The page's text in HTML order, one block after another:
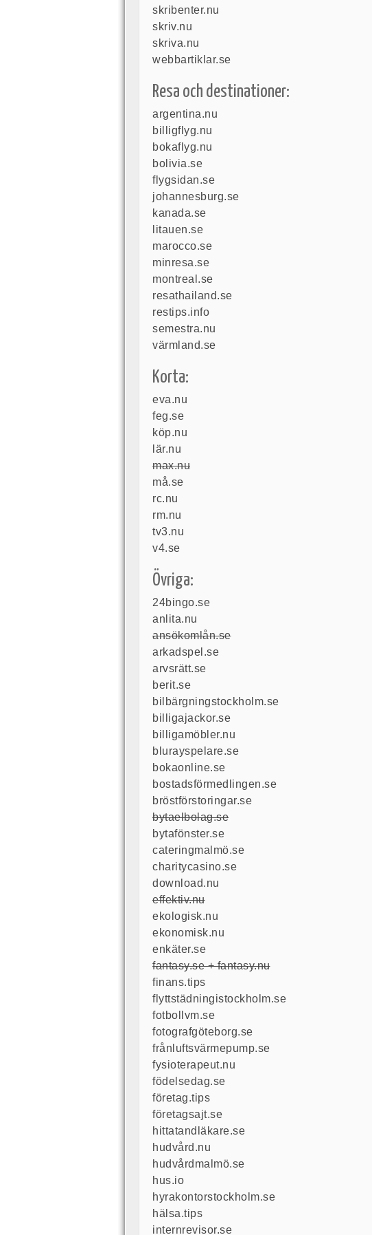
skribenter.nu
skriv.nu
skriva.nu
webbartiklar.se
Resa och destinationer:
argentina.nu
billigflyg.nu
bokaflyg.nu
bolivia.se
flygsidan.se
johannesburg.se
kanada.se
litauen.se
marocco.se
minresa.se
montreal.se
resathailand.se
restips.info
semestra.nu
värmland.se
Korta:
eva.nu
feg.se
köp.nu
lär.nu
max.nu
må.se
rc.nu
rm.nu
tv3.nu
v4.se
Övriga:
24bingo.se
anlita.nu
ansökomlån.se
arkadspel.se
arvsrätt.se
berit.se
bilbärgningstockholm.se
billigajackor.se
billigamöbler.nu
blurayspelare.se
bokaonline.se
bostadsförmedlingen.se
bröstförstoringar.se
bytaelbolag.se
bytafönster.se
cateringmalmö.se
charitycasino.se
download.nu
effektiv.nu
ekologisk.nu
ekonomisk.nu
enkäter.se
fantasy.se + fantasy.nu
finans.tips
flyttstädningistockholm.se
fotbollvm.se
fotografgöteborg.se
frånluftsvärmepump.se
fysioterapeut.nu
födelsedag.se
företag.tips
företagsajt.se
hittatandläkare.se
hudvård.nu
hudvårdmalmö.se
hus.io
hyrakontorstockholm.se
hälsa.tips
internrevisor.se